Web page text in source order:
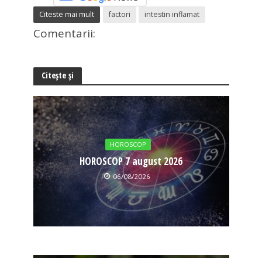
Citeste mai mult factori intestin inflamat
Comentarii:
Citește și
HOROSCOP
HOROSCOP 7 august 2026
06/08/2026